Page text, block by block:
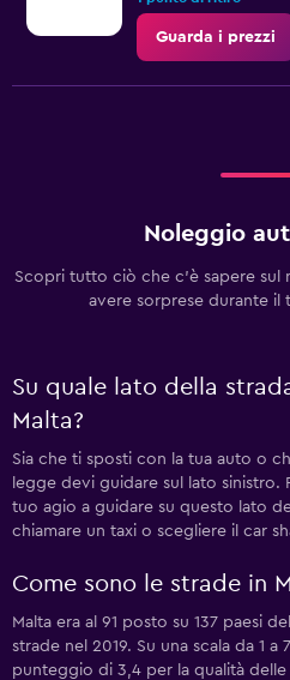
Guarda i prezzi
Noleggio
Scopri tutto ciò che c'è sapere sul
avere sorprese durante il
Su quale lato della
Malta?
Sia che ti sposti con la tua auto o
legge devi guidare sul lato sinistro.
tuo agio a guidare su questo lato
chiamare un taxi o scegliere il car
Come sono le strade in
Malta era al 91 posto su 137 paesi
strade nel 2019. Su una scala da 1 a
punteggio di 3,4 per la qualità